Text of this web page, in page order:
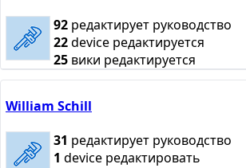
92 редактирует руководство
22device редактируется
25 вики редактируется
William Schill
31 редактирует руководство
1 device редактировать